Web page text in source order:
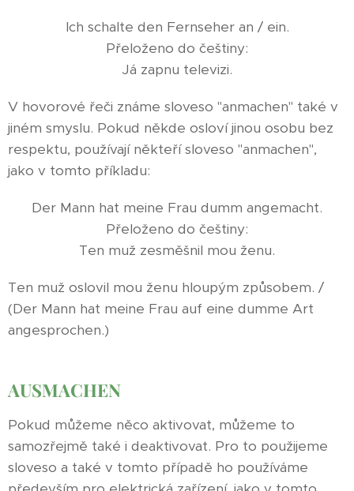
Ich schalte den Fernseher an / ein.
Přeloženo do češtiny:
Já zapnu televizi.
V hovorové řeči známe sloveso "anmachen" také v
jiném smyslu. Pokud někde osloví jinou osobu bez
respektu, používají někteří sloveso "anmachen",
jako v tomto příkladu:
Der Mann hat meine Frau dumm angemacht.
Přeloženo do češtiny:
Ten muž zesměšnil mou ženu.
Ten muž oslovil mou ženu hloupým způsobem. /
(Der Mann hat meine Frau auf eine dumme Art
angesprochen.)
AUSMACHEN
Pokud můžeme něco aktivovat, můžeme to
samozřejmě také i deaktivovat. Pro to použijeme
sloveso a také v tomto případě ho používáme